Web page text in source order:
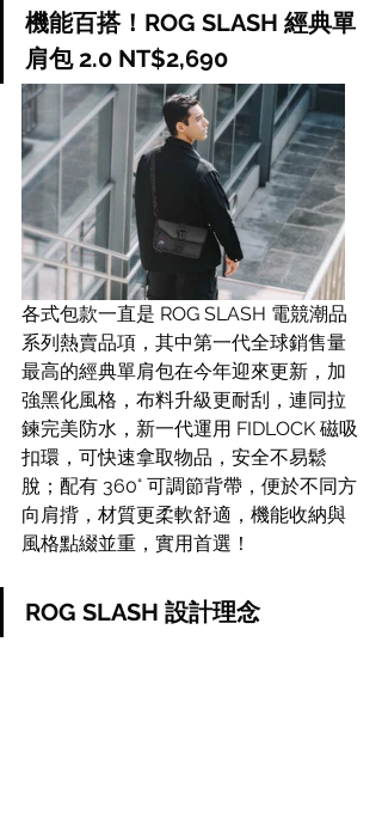
機能百搭！ROG SLASH 經典單
肩包 2.0 NT$2,690
各式包款一直是 ROG SLASH 電競潮品
系列熱賣品項，其中第一代全球銷售量
最高的經典單肩包在今年迎來更新，加
強黑化風格，布料升級更耐刮，連同拉
鍊完美防水，新一代運用 FIDLOCK 磁吸
扣環，可快速拿取物品，安全不易鬆
脫；配有 360° 可調節背帶，便於不同方
向肩揹，材質更柔軟舒適，機能收納與
風格點綴並重，實用首選！
ROG SLASH 設計理念